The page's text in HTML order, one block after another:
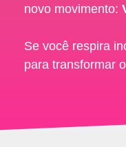
novo movimento:
Se você respira
para transformar